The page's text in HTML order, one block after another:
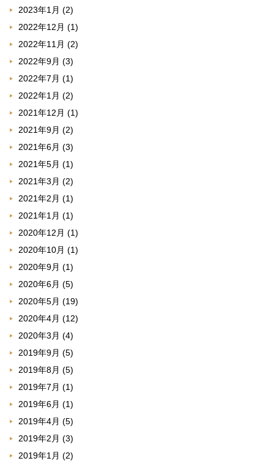
2023年1月 (2)
2022年12月 (1)
2022年11月 (2)
2022年9月 (3)
2022年7月 (1)
2022年1月 (2)
2021年12月 (1)
2021年9月 (2)
2021年6月 (3)
2021年5月 (1)
2021年3月 (2)
2021年2月 (1)
2021年1月 (1)
2020年12月 (1)
2020年10月 (1)
2020年9月 (1)
2020年6月 (5)
2020年5月 (19)
2020年4月 (12)
2020年3月 (4)
2019年9月 (5)
2019年8月 (5)
2019年7月 (1)
2019年6月 (1)
2019年4月 (5)
2019年2月 (3)
2019年1月 (2)